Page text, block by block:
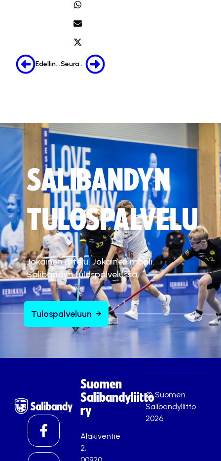
Edellinen Seuraava
SALIBANDYN
TULOSPALVELU
Jokainen ottelu. Jokainen maali.
Salibandyn tulospalvelussa.
Tulospalveluun
Suomen
Salibandyliitto
ry
Alakiventie
2,
© Suomen
Salibandyliitto
2026